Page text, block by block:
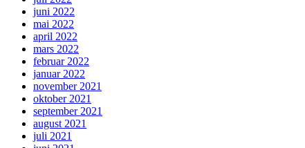
juni 2022
mai 2022
april 2022
mars 2022
februar 2022
januar 2022
november 2021
oktober 2021
september 2021
august 2021
juli 2021